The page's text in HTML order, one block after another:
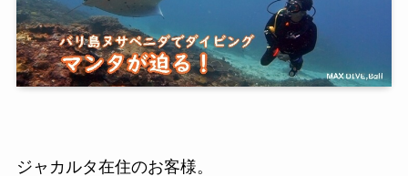
ジャカルタ在住のお客様。